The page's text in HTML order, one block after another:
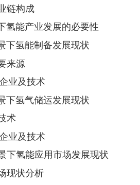
链构成
氢能产业发展的必要性
下氢能制备发展现状
来源
业及技术
下氢气储运发展现状
术
业及技术
下氢能应用市场发展现状
现状分析